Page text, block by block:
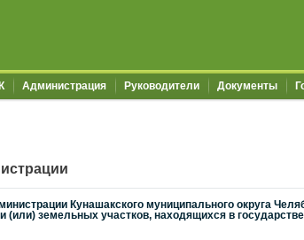
Администрация Руководители Документы
Кунашакского муниципального округа
(или) земельных участков, находящихся в